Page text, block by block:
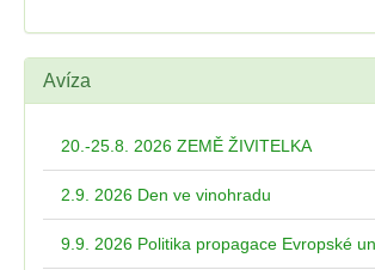
Avíza
20.-25.8. 2026 ZEMĚ ŽIVITELKA
2.9. 2026 Den ve vinohradu
9.9. 2026 Politika propagace Evropské